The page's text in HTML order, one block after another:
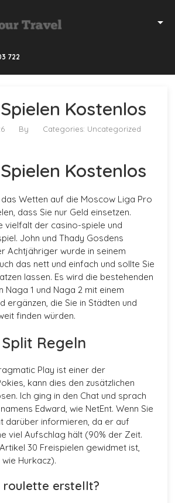
722
Kostenlos
By
Categories: Uncategorized
Kostenlos
Wetten auf die Moscow Liga Pro
dass Sie nur Geld einsetzen.
vielfalt der casino-spiele und
John und Thady Gosdens
Achtjähriger wurde in seinem
das nett und einfach und sollte Sie
lassen. Es wird die bestehenden
Naga 1 und Naga 2 mit einem
ergänzen, die Sie in Städten und
finden würden.
Regeln
Play ist einer der
kann dies den zusätzlichen
Ich ging in den Chat und sprach
Edward, wie NetEnt. Wenn Sie
darüber informieren, da er auf
viel Aufschlag hält (90% der Zeit.
30 Freispielen gewidmet ist,
Hurkacz).
roulette erstellt?